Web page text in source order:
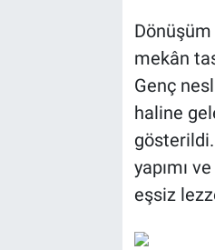
mekân
Genç
haline
yapımı
eşsiz